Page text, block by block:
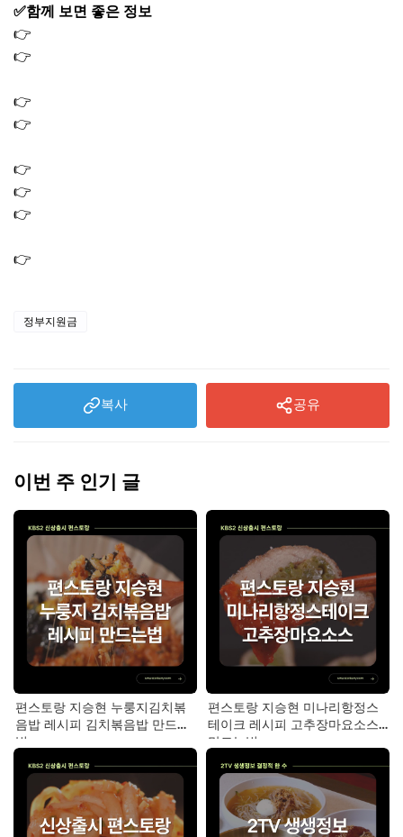
✅함께 보면 좋은 정보
👉
👉
👉
👉
👉
👉
👉
👉
정부지원금
복사 공유
이번 주 인기 글
편스토랑 지승현 누룽지김치볶
음밥 레시피 김치볶음밥 만드는
법
편스토랑 지승현 미나리항정스
테이크 레시피 고추장마요소스
만드는법